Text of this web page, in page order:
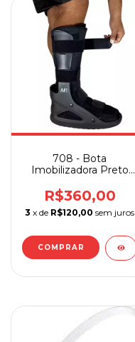
708 - Bota
Imobilizadora Preto
R$360,00
3 x de R$120,00 sem juros
COMPRAR